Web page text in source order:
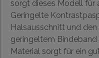
sorgt dieses Modell für
Geringelte
Halsausschnitt und
geringeltem
Material sorgt für ein